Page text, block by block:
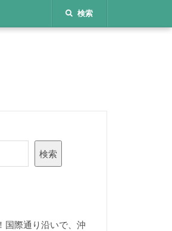
検索
検索
国際通り沿いで、沖